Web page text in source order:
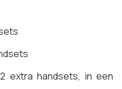
extra handsets, in een